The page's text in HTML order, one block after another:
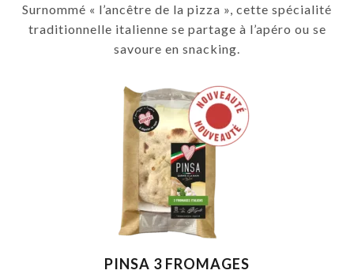
Surnommé « l’ancêtre de la pizza », cette spécialité
traditionnelle italienne se partage à l’apéro ou se
savoure en snacking.
PINSA 3 FROMAGES